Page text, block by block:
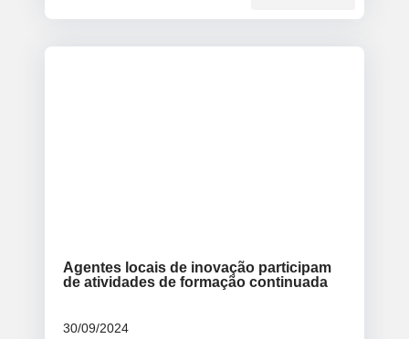
Agentes locais de inovação participam
de atividades de formação continuada
30/09/2024